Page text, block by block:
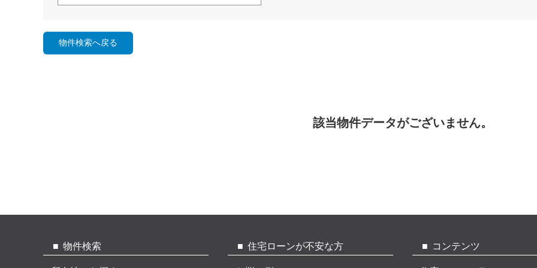
該当物件データがございません。
物件検索
住宅ローンが不安な方
コンテンツ